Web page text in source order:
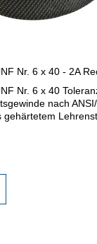
Nr. 6 x 40 - 2A
Nr. 6 x 40
nach
gehärtetem